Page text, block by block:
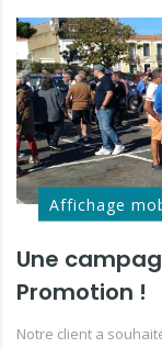
Affichage
Une
Promotion !
Notre client a